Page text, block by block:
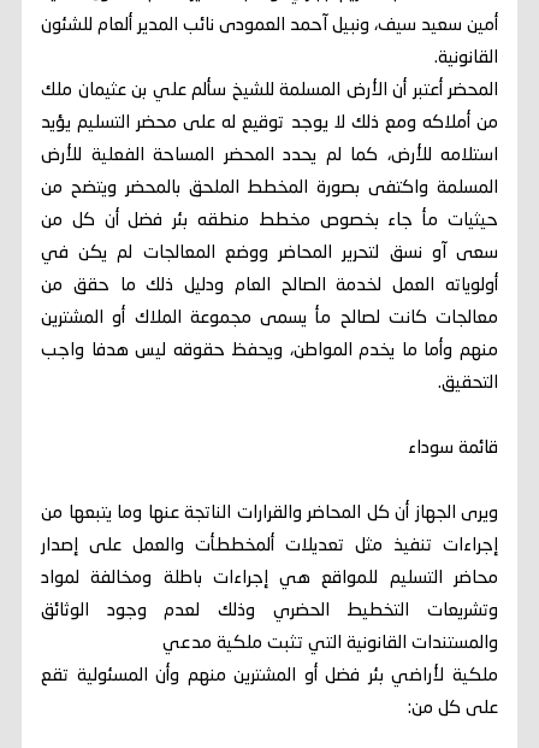
أمين سعيد سيف، ونبيل آحمد العمودى نائب المدير ألعام للشئون
القانونية.
المحضر أعتبر أن الأرض المسلمة للشيخ سألم علي بن عثيمان ملك
من أملاكه ومع ذلك لا يوجد توقيع له على محضر التسليم يؤيد
استلامه للأرض، كما لم يحدد المحضر المساحة الفعلية للأرض
المسلمة واكتفى بصورة المخطط الملحق بالمحضر ويتضح من
حيثيات مأ جاء بخصوص مخطط منطقه بئر فضل أن كل من
سعى آو نسق لتحرير المحاضر ووضع المعالجات لم يكن في
أولوياته العمل لخدمة الصالح العام ودليل ذلك ما حقق من
معالجات كانت لصالح مأ يسمى مجموعة الملاك أو المشترين
منهم وأما ما يخدم المواطن، ويحفظ حقوقه ليس هدفا واجب
التحقيق.
قائمة سوداء
ويرى الجهاز أن كل المحاضر والقرارات الناتجة عنها وما يتبعها من
إجراءات تنفيذ مثل تعديلات ألمخططأت والعمل على إصدار
محاضر التسليم للمواقع هي إجراءات باطلة ومخالفة لمواد
وتشريعات التخطيط الحضري وذلك لعدم وجود الوثائق
والمستندات القانونية التي تثبت ملكية مدعي
ملكية لأراضي بئر فضل أو المشترين منهم وأن المسئولية تقع
على كل من: